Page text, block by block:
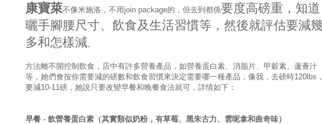
康寶萊不像米施洛，不用join package的，但去到都係要度高磅重，知道
曬手腳腰尺寸、飲食及生活習慣等，然後就評估要減幾
多和怎樣減 。
方法離不開控制飲食，店中有許多營養產品，如營養蛋白素、消脂片、甲穀素、蘆薈汁
等，她們會按你需要減的磅數和飲食習慣來決定需要哪一種產品，像我，去磅時120lbs，
要減10-11磅，她說只要改變早餐和晚餐食法就可，詳情如下：
早餐 - 飲營養蛋白素（其實類似奶粉，有草莓、黑朱古力、雲呢拿和曲奇味）